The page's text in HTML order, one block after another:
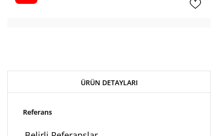
ÜRÜN DETAYLARI
Referans